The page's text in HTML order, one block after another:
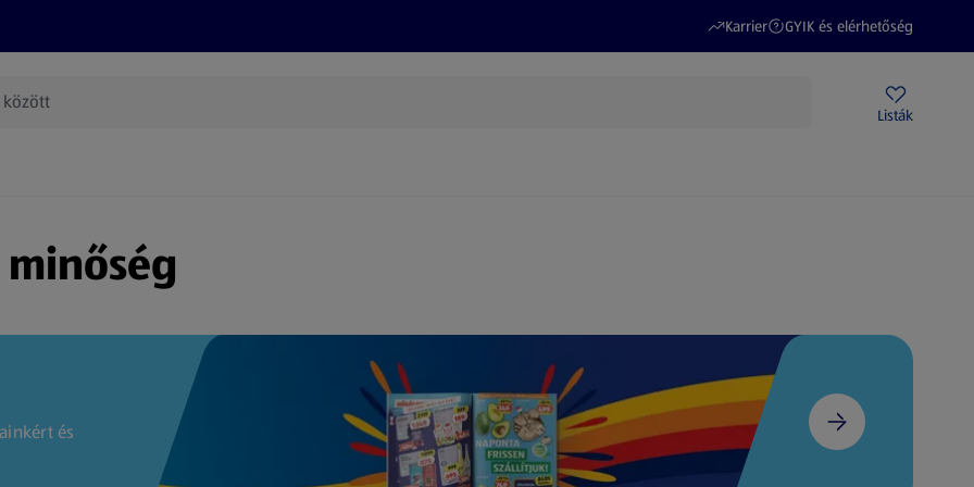
Karrier
(új oldalon nyílik meg)
GYIK és elérhetőség
(új oldalon nyílik meg)
Listák
és